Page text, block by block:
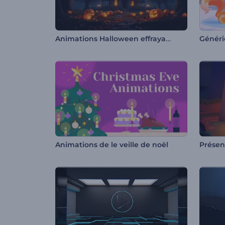
Animations Halloween effrayantes
Animations de le veille de noël